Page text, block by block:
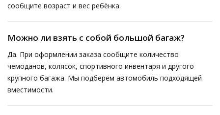
сообщите возраст и вес ребёнка.
Можно ли взять с собой большой багаж?
Да. При оформлении заказа сообщите количество
чемоданов, колясок, спортивного инвентаря и другого
крупного багажа. Мы подберём автомобиль подходящей
вместимости.